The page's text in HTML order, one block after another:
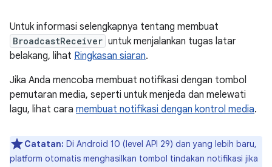
Untuk informasi selengkapnya tentang membuat
BroadcastReceiver untuk menjalankan tugas latar
belakang, lihat Ringkasan siaran.
Jika Anda mencoba membuat notifikasi dengan tombol
pemutaran media, seperti untuk menjeda dan melewati
lagu, lihat cara membuat notifikasi dengan kontrol media.
Catatan: Di Android 10 (level API 29) dan yang lebih baru,
platform otomatis menghasilkan tombol tindakan notifikasi jika